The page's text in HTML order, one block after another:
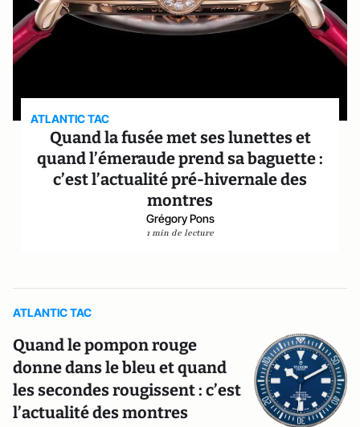
ATLANTIC TAC
Quand la fusée met ses lunettes et
quand l’émeraude prend sa baguette :
c’est l’actualité pré-hivernale des
montres
Grégory Pons
1 min de lecture
ATLANTIC TAC
Quand le pompon rouge
donne dans le bleu et quand
les secondes rougissent : c’est
l’actualité des montres